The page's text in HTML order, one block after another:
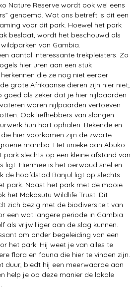
Nature Reserve wordt ook wel eens
genoemd. Wat ons betreft is dit een
voor dit park. Hoewel het park
beslaat, wordt het beschouwd als
van Gambia.
aantal interessante trekpleisters. Zo
hier uren aan een stuk
die ze nog niet eerder
grote Afrikaanse dieren zijn hier niet;
goed als zeker dat je hier nijlpaarden
waren nijlpaarden vertoeven
Ook liefhebbers van slangen
hun hart ophalen. Bekende en
hier voorkomen zijn de zwarte
mamba. Het unieke aan Abuko
park slechts op een kleine afstand van
ligt. Hiermee is het oerwoud snel en
de hoofdstad Banjul ligt op slechts
park. Naast het park met de mooie
het Makasutu Wildlife Trust. Dit
zich bezig met de biodiversiteit van
een wat langere periode in Gambia
als vrijwilliger aan de slag kunnen.
om onder begeleiding van een
het park. Hij weet je van alles te
flora en fauna die hier te vinden zijn.
duur, biedt hij een meerwaarde aan
help je op deze manier de lokale